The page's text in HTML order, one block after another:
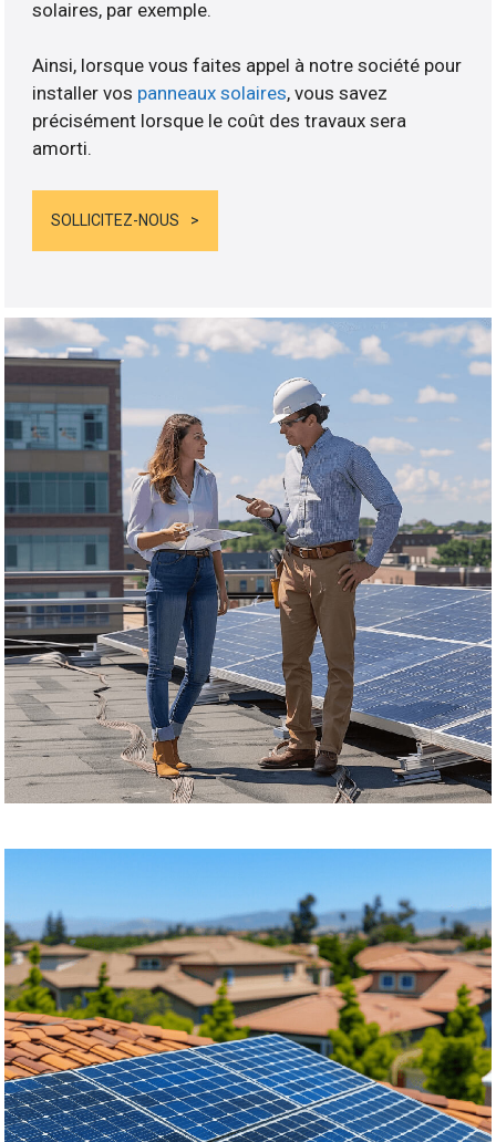
solaires, par exemple.
Ainsi, lorsque vous faites appel à notre société pour
installer vos panneaux solaires, vous savez
précisément lorsque le coût des travaux sera
amorti.
SOLLICITEZ-NOUS